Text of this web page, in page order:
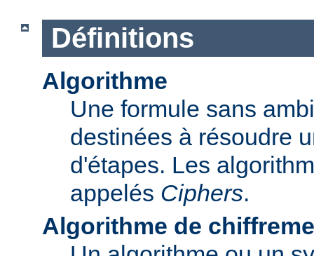
Définitions
Algorithme
Une formule sans
destinées à résoudre
d'étapes. Les
appelés Ciphers.
Algorithme de